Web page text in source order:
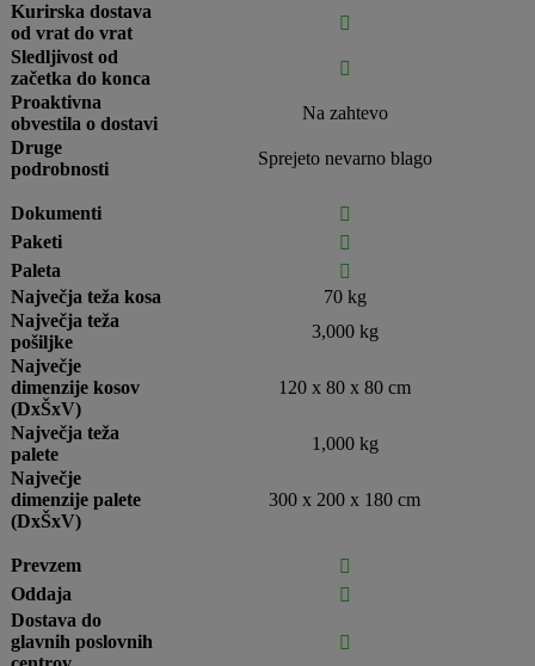
Kurirska dostava
od vrat do vrat

Sledljivost od
začetka do konca

Proaktivna
obvestila o dostavi
Na zahtevo
Druge
podrobnosti
Sprejeto nevarno blago
Dokumenti

Paketi

Paleta

Največja teža kosa
70 kg
Največja teža
pošiljke
3,000 kg
Največje
dimenzije kosov
(DxŠxV)
120 x 80 x 80 cm
Največja teža
palete
1,000 kg
Največje
dimenzije palete
(DxŠxV)
300 x 200 x 180 cm
Prevzem

Oddaja

Dostava do
glavnih poslovnih
